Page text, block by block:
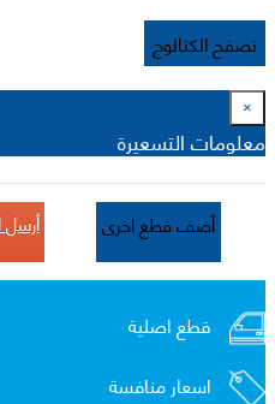
تصفح الكتالوج
×
معلومات التسعيرة
أضف قطع اخرى
قطع اصلية
اسعار منافسة